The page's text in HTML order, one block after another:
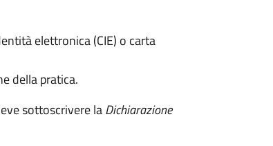
elettronica (CIE) o carta
della pratica.
sottoscrivere laDichiarazione